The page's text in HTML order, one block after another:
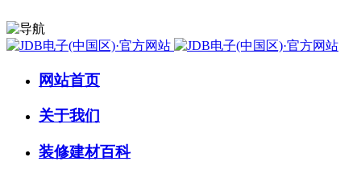
网站首页
关于我们
装修建材百科